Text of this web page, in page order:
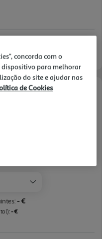
o seu
Oney Auchan
>
- €
- €
concorda com o
dispositivo para melhorar
do site e ajudar nas
de Cookies